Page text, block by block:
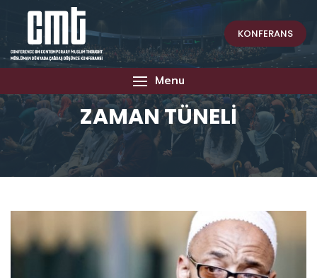
KONFERANS
Menu
ZAMAN TÜNELİ